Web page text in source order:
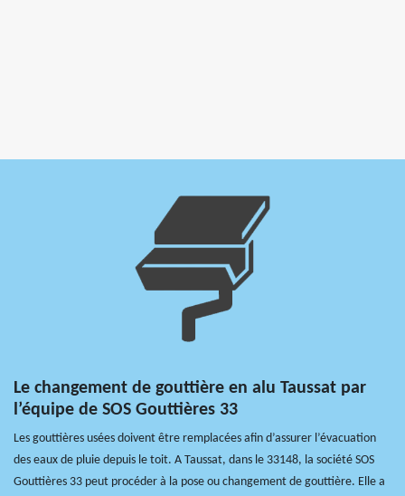
Le changement de gouttière en alu Taussat par
l’équipe de SOS Gouttières 33
Les gouttières usées doivent être remplacées afin d’assurer l’évacuation
des eaux de pluie depuis le toit. A Taussat, dans le 33148, la société SOS
Gouttières 33 peut procéder à la pose ou changement de gouttière. Elle a